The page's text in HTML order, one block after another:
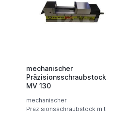
mechanischer
Präzisionsschraubstock
MV 130
mechanischer
Präzisionsschraubstock mit